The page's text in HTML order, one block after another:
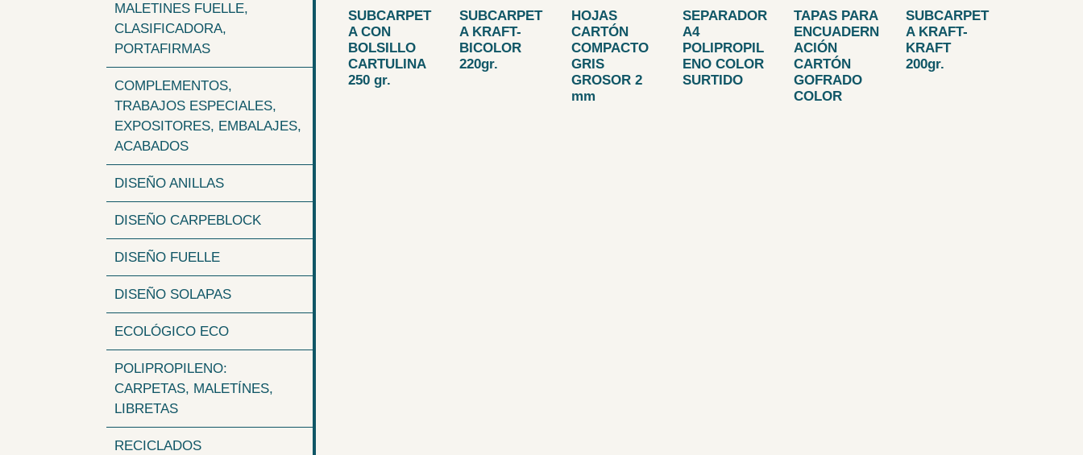
SUBCARPET
A CON
BOLSILLO
CARTULINA
250 gr.
SUBCARPET
A KRAFT-
BICOLOR
220gr.
HOJAS
CARTÓN
COMPACTO
GRIS
GROSOR 2
mm
SEPARADOR
A4
POLIPROPIL
ENO COLOR
SURTIDO
TAPAS PARA
ENCUADERN
ACIÓN
CARTÓN
GOFRADO
COLOR
SUBCARPET
A KRAFT-
KRAFT
200gr.
MALETINES FUELLE,
CLASIFICADORA,
PORTAFIRMAS
COMPLEMENTOS,
TRABAJOS ESPECIALES,
EXPOSITORES, EMBALAJES,
ACABADOS
DISEÑO ANILLAS
DISEÑO CARPEBLOCK
DISEÑO FUELLE
DISEÑO SOLAPAS
ECOLÓGICO ECO
POLIPROPILENO:
CARPETAS, MALETÍNES,
LIBRETAS
RECICLADOS